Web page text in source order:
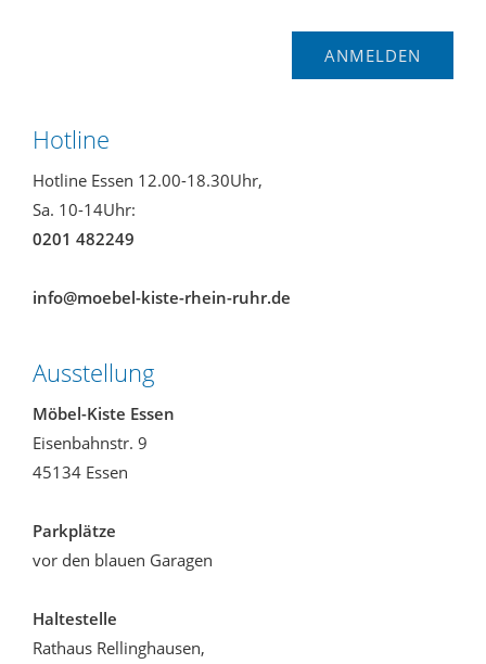
Hotline
Hotline Essen 12.00-18.30Uhr,
Sa. 10-14Uhr:
0201 482249
info@moebel-kiste-rhein-ruhr.de
Ausstellung
Möbel-Kiste Essen
Eisenbahnstr. 9
45134 Essen
Parkplätze
vor den blauen Garagen
Haltestelle
Rathaus Rellinghausen,